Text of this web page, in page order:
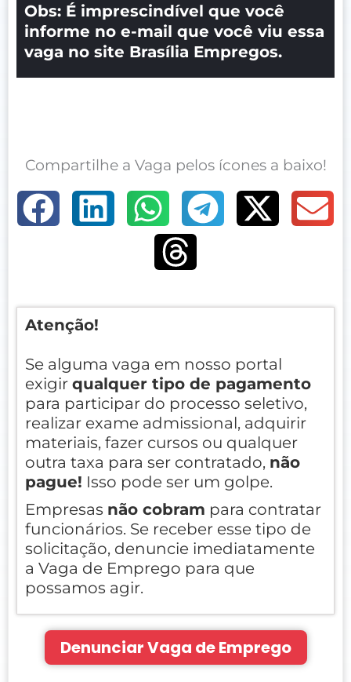
Obs: É imprescindível que você
informe no e-mail que você viu essa
vaga no site Brasília Empregos.
Compartilhe a Vaga pelos ícones a baixo!
Atenção!
Se alguma vaga em nosso portal
exigir qualquer tipo de pagamento
para participar do processo seletivo,
realizar exame admissional, adquirir
materiais, fazer cursos ou qualquer
outra taxa para ser contratado, não
pague! Isso pode ser um golpe.
Empresas não cobram para contratar
funcionários. Se receber esse tipo de
solicitação, denuncie imediatamente
a Vaga de Emprego para que
possamos agir.
Denunciar Vaga de Emprego